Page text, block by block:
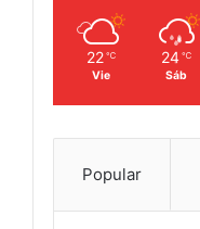
22 ℃
Vie
24 ℃
Sáb
Popular